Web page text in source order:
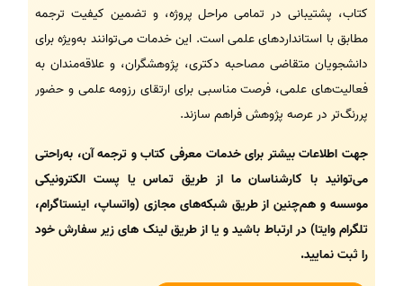
کتاب، پشتیبانی در تمامی مراحل پروژه، و تضمین کیفیت ترجمه
مطابق با استانداردهای علمی است. این خدمات می‌توانند به‌ویژه برای
دانشجویان متقاضی مصاحبه دکتری، پژوهشگران، و علاقه‌مندان به
فعالیت‌های علمی، فرصت مناسبی برای ارتقای رزومه علمی و حضور
پررنگ‌تر در عرصه پژوهش فراهم سازند.
جهت اطلاعات بیشتر برای خدمات معرفی کتاب و ترجمه آن، به‌راحتی
می‌توانید با کارشناسان ما از طریق تماس یا پست الکترونیکی
موسسه و هم‌چنین از طریق شبکه‌های مجازی (واتساپ، اینستاگرام،
تلگرام وایتا) در ارتباط باشید و یا از طریق لینک های زیر سفارش خود
را ثبت نمایید.